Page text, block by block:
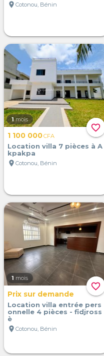
location_on Cotonou, Bénin
favorite_border
1 mois
1 100 000CFA
Location villa 7 pièces à A
kpakpa
location_on Cotonou, Bénin
favorite_border
1 mois
Prix sur demande
Location villa entrée pers
onnelle 4 pièces - fidjross
è
location_on Cotonou, Bénin